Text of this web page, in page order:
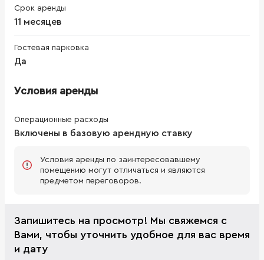
Срок аренды
11 месяцев
Гостевая парковка
Да
Условия аренды
Операционные расходы
Включены в базовую арендную ставку
Условия аренды по заинтересовавшему
помещению могут отличаться и являются
предметом переговоров.
Запишитесь на просмотр! Мы свяжемся с
Вами, чтобы уточнить удобное для вас время
и дату